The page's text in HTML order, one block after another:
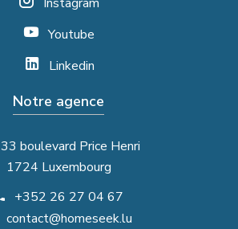
Instagram
Youtube
Linkedin
Notre agence
33 boulevard Price Henri
1724 Luxembourg
+352 26 27 04 67
contact@homeseek.lu